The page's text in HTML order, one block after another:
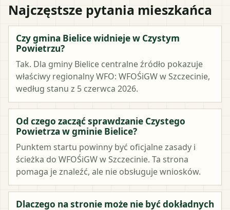
Najczęstsze pytania mieszkańca
Czy gmina Bielice widnieje w Czystym
Powietrzu?
Tak. Dla gminy Bielice centralne źródło pokazuje
właściwy regionalny WFO: WFOŚiGW w Szczecinie,
według stanu z 5 czerwca 2026.
Od czego zacząć sprawdzanie Czystego
Powietrza w gminie Bielice?
Punktem startu powinny być oficjalne zasady i
ścieżka do WFOŚiGW w Szczecinie. Ta strona
pomaga je znaleźć, ale nie obsługuje wniosków.
Dlaczego na stronie może nie być dokładnych